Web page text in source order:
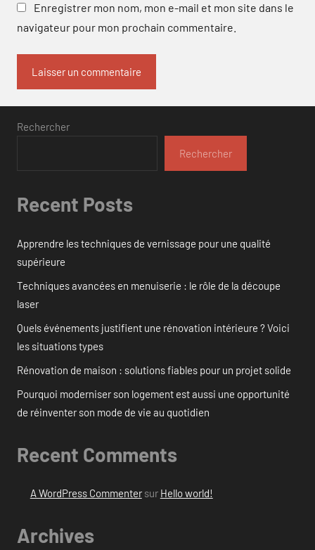
Enregistrer mon nom, mon e-mail et mon site dans le
navigateur pour mon prochain commentaire.
Rechercher
Rechercher
Recent Posts
Apprendre les techniques de vernissage pour une qualité
supérieure
Techniques avancées en menuiserie : le rôle de la découpe
laser
Quels événements justifient une rénovation intérieure ? Voici
les situations types
Rénovation de maison : solutions fiables pour un projet solide
Pourquoi moderniser son logement est aussi une opportunité
de réinventer son mode de vie au quotidien
Recent Comments
A WordPress Commentersur Hello world!
Archives